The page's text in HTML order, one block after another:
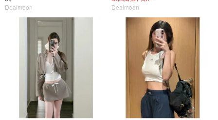
Dealmoon Dealmoon